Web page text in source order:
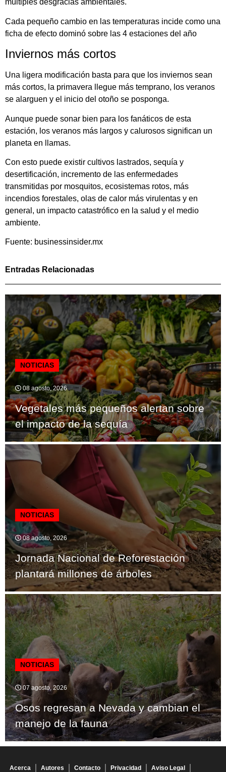
múltiples desgracias ambientales.
Cada pequeño cambio en las temperaturas incide como una
ficha de efecto dominó sobre las 4 estaciones del año
Inviernos más cortos
Una ligera modificación basta para que los inviernos sean
más cortos, la primavera llegue más temprano, los veranos
se alarguen y el inicio del otoño se posponga.
Aunque puede sonar bien para los fanáticos de esta
estación, los veranos más largos y calurosos significan un
planeta en llamas.
Con esto puede existir cultivos lastrados, sequía y
desertificación, incremento de las enfermedades
transmitidas por mosquitos, ecosistemas rotos, más
incendios forestales, olas de calor más virulentas y en
general, un impacto catastrófico en la salud y el medio
ambiente.
Fuente: businessinsider.mx
Entradas Relacionadas
NOTICIAS
08 agosto, 2026
Vegetales más pequeños alertan sobre
el impacto de la sequía
NOTICIAS
08 agosto, 2026
Jornada Nacional de Reforestación
plantará millones de árboles
NOTICIAS
07 agosto, 2026
Osos regresan a Nevada y cambian el
manejo de la fauna
Acerca Autores Contacto Privacidad Aviso Legal